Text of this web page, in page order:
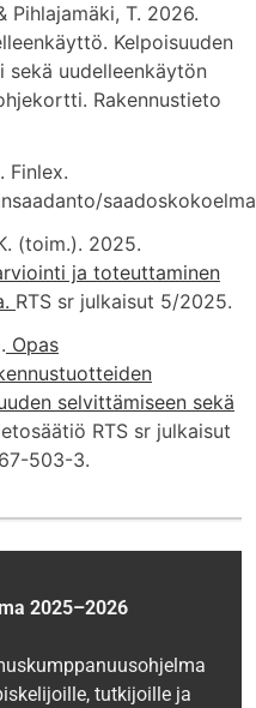
Pihlajamäki, T. 2026.
Kelpoisuuden
sekä uudelleenkäytön
Rakennustieto
Finlex.
(toim.). 2025.
ja toteuttaminen
RTS sr julkaisut 5/2025.
Opas
selvittämiseen sekä
RTS sr julkaisut
503-3.
2025–2026
tutkijoille ja